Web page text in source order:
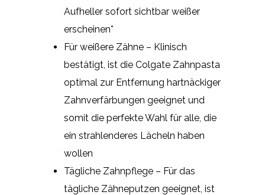
Aufheller sofort sichtbar weißer
erscheinen*
Für weißere Zähne – Klinisch
bestätigt, ist die Colgate Zahnpasta
optimal zur Entfernung hartnäckiger
Zahnverfärbungen geeignet und
somit die perfekte Wahl für alle, die
ein strahlenderes Lächeln haben
wollen
Tägliche Zahnpflege – Für das
tägliche Zähneputzen geeignet, ist